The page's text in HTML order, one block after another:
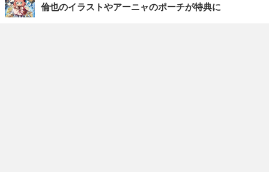
倫也のイラストやアーニャのポーチが特典に